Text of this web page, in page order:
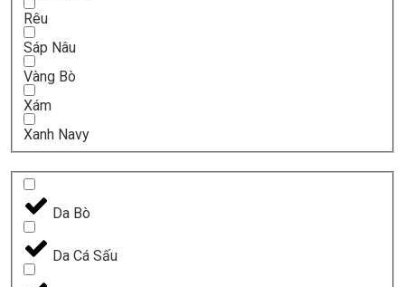
Rêu
Sáp Nâu
Vàng Bò
Xám
Xanh Navy
Da Bò
Da Cá Sấu